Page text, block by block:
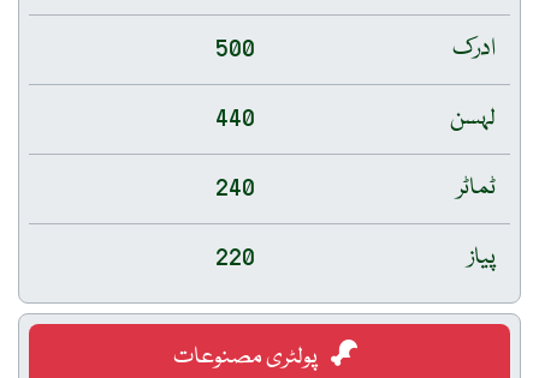
ادرک
500
لہسن
440
ٹماٹر
240
پیاز
220
پولٹری مصنوعات